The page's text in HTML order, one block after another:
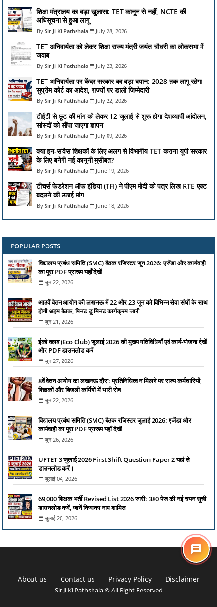
शिक्षा मंत्रालय का बड़ा खुलासा: TET कानून से नहीं, NCTE की
अधिसूचना से हुआ लागू
Sir Ji Ki Pathshala July 28, 2026
TET अनिवार्यता को लेकर शिक्षा राज्य मंत्री जयंत चौधरी का लोकसभा में
जवाब
Sir Ji Ki Pathshala July 23, 2026
TET अनिवार्यता पर केंद्र सरकार का बड़ा बयान: 2028 तक लागू रहेगा
सुप्रीम कोर्ट का आदेश, राज्यों पर डाली जिम्मेदारी
Sir Ji Ki Pathshala July 22, 2026
टीईटी से छूट की मांग को लेकर 12 जुलाई से शुरू होगा देशव्यापी आंदोलन,
सांसदों को सौंपा जाएगा ज्ञापन
Sir Ji Ki Pathshala July 09, 2026
क्या इन-सर्विस शिक्षकों के लिए अलग से विभागीय TET कराना यूपी सरकार
के लिए बनेगी नई कानूनी मुसीबत?
Sir Ji Ki Pathshala June 19, 2026
टीचर्स फेडरेशन ऑफ इंडिया (TFI) ने पीएम मोदी को पत्र लिख RTE एक्ट
बदलने की उठाई मांग
Sir Ji Ki Pathshala June 18, 2026
POPULAR POSTS
विद्यालय प्रबंध समिति (SMC) बैठक रजिस्टर जून 2026: एजेंडा और कार्यवाही
का पूरा PDF प्रारूप यहाँ देखें
जून 22, 2026
आठवें वेतन आयोग की लखनऊ में 22 और 23 जून को विभिन्न सेवा संघों के साथ
होगी अहम बैठक, मिनट-टू-मिनट कार्यक्रम जारी
जून 21, 2026
ईको क्लब (Eco Club) जुलाई 2026 की मुख्य गतिविधियाँ एवं कार्य-योजना देखें
और PDF डाउनलोड करें
जून 27, 2026
8वें वेतन आयोग का लखनऊ दौरा: प्रतिनिधित्व न मिलने पर राज्य कर्मचारियों,
शिक्षकों और बिजली कर्मियों में भारी रोष
जून 22, 2026
विद्यालय प्रबंध समिति (SMC) बैठक रजिस्टर जुलाई 2026: एजेंडा और
कार्यवाही का पूरा PDF प्रारूप यहाँ देखें
जून 26, 2026
UPTET 3 जुलाई 2026 First Shift Question Paper 2 यहां से
डाउनलोड करें।
जुलाई 04, 2026
69,000 शिक्षक भर्ती Revised List 2026 जारी: 380 पेज की नई चयन सूची
डाउनलोड करें, जानें किसका नाम शामिल
जुलाई 20, 2026
About us Contact us Privacy Policy Disclaimer
Sir Ji Ki Pathshala © All Right Reserved